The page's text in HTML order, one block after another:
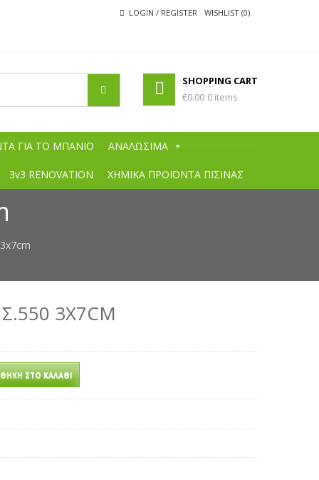
LOGIN / REGISTER WISHLIST (0)
συγκολητικές ουσίες, ξυλόκολλες, θερμομονωτικά χρώματα,
στόκοι μαρμάρου, σοβάδες, κόλλες πλακιδίων, αστάρια
SHOPPING CART
€0.00 0 items
ΓΙΑ ΤΟ ΜΠΑΝΙΟ ΑΝΑΛΩΣΙΜΑ
3v3 RENOVATION ΧΗΜΙΚΑ ΠΡΟΪΟΝΤΑ ΠΙΣΙΝΑΣ
3X7CM
ΣΤΟ ΚΑΛΆΘΙ